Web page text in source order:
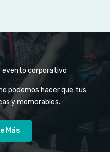
evento corporativo
podemos hacer que tus
y memorables.
Más